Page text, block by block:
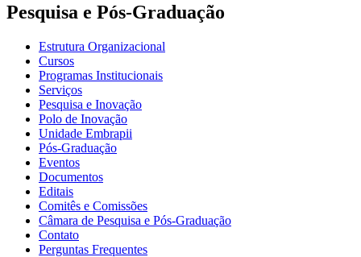
Pesquisa e Pós-Graduação
Estrutura Organizacional
Cursos
Programas Institucionais
Serviços
Pesquisa e Inovação
Polo de Inovação
Unidade Embrapii
Pós-Graduação
Eventos
Documentos
Editais
Comitês e Comissões
Câmara de Pesquisa e Pós-Graduação
Contato
Perguntas Frequentes